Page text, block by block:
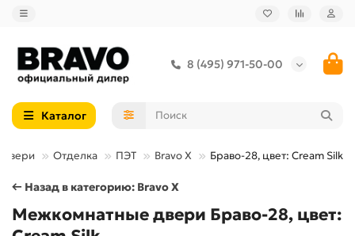
8 (495) 971-50-00
Каталог
Отделка ПЭТ Bravo X Браво-28, цвет: Cream Silk
← Назад в категорию: Bravo X
Межкомнатные двери Браво-28, цвет: